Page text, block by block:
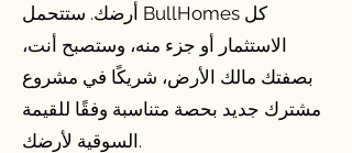
أرضك. ستتحمل BullHomes كل
الاستثمار أو جزء منه، وستصبح أنت،
بصفتك مالك الأرض، شريكًا في مشروع
مشترك جديد بحصة متناسبة وفقًا للقيمة
السوقية لأرضك.